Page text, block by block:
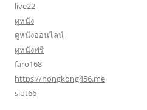
live22
ดูหนัง
ดูหนังออนไลน์
ดูหนังฟรี
faro168
https://hongkong456.me
slot66